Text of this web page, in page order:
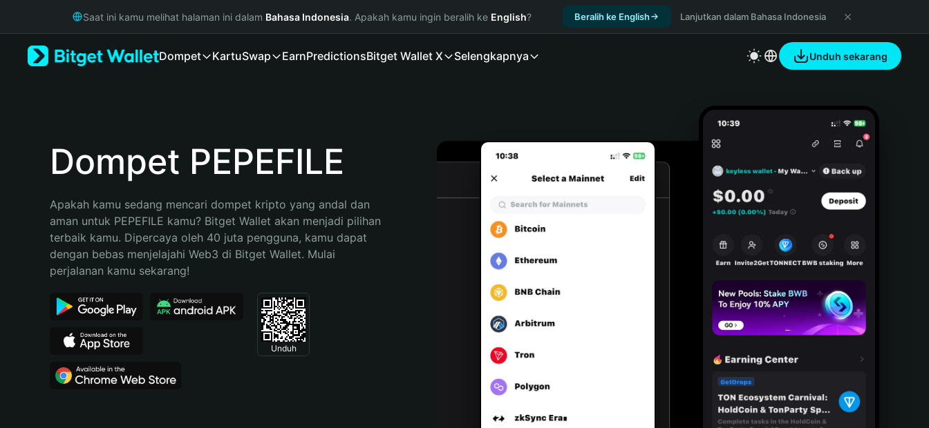
Русский
Bahasa Indonesia
Español (Argentina)
Saat ini kamu melihat halaman ini dalam Bahasa Indonesia. Apakah kamu ingin beralih ke English? Beralih ke English Lanjutkan dalam Bahasa Indonesia
Dompet KartuSwap EarnPredictionsBitget Wallet X Selengkapnya Unduh sekarang
Dompet PEPEFILE
Apakah kamu sedang mencari dompet kripto yang andal dan
aman untuk PEPEFILE kamu? Bitget Wallet akan menjadi pilihan
terbaik kamu. Dipercaya oleh 40 juta pengguna, kamu dapat
dengan bebas menjelajahi Web3 di Bitget Wallet. Mulai
perjalanan kamu sekarang!
Unduh